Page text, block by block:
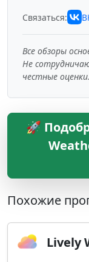
Связаться:
Все обзоры
Не
честные оценки.
🚀
Похожие
Lively